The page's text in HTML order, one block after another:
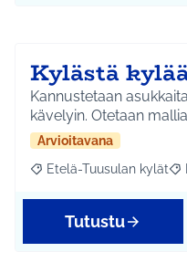
Kylästä
Kannustetaan
kävelyin. Otetaan
Arvioitavana
Rajaa tulokset aihepiirin
Etelä-Tuusulan kylät
Tutustu